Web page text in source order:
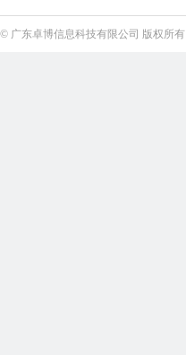
© 广东卓博信息科技有限公司 版权所有